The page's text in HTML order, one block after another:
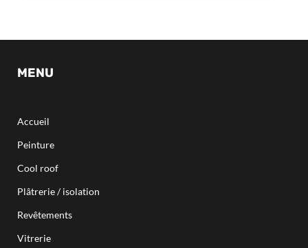
MENU
Accueil
Peinture
Cool roof
Plâtrerie / isolation
Revêtements
Vitrerie